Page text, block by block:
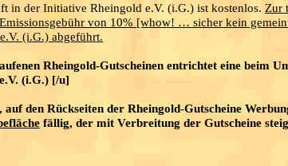
in der Initiative Rheingold e.V. (i.G.) ist kostenlos. Zur
von 10% [whow! … sicher kein
(i.G.) abgeführt.
Rheingold-Gutscheinen entrichtet eine beim
(i.G.) [/u]
den Rückseiten der Rheingold-Gutscheine
fällig, der mit Verbreitung der Gutscheine